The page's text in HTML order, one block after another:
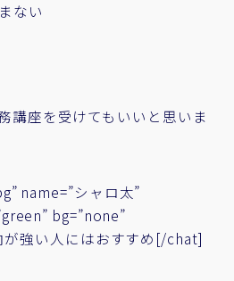
ない
講座を受けてもいいと思いま
name=”シャロ太”
bg=”none”
強い人にはおすすめ[/chat]